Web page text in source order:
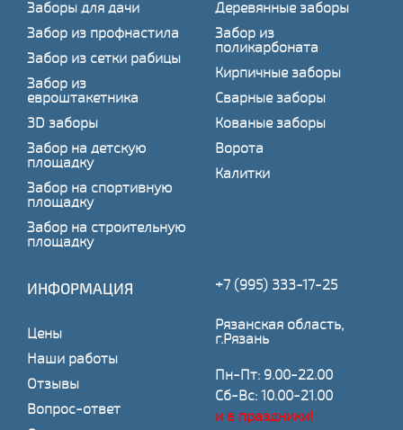
Заборы для дачи
Забор из профнастила
Забор из сетки рабицы
Забор из
евроштакетника
3D заборы
Забор на детскую
площадку
Забор на спортивную
площадку
Забор на строительную
площадку
Деревянные заборы
Забор из
поликарбоната
Кирпичные заборы
Сварные заборы
Кованые заборы
Ворота
Калитки
ИНФОРМАЦИЯ
Цены
Наши работы
Отзывы
Вопрос-ответ
+7 (995) 333-17-25
Рязанская область,
г.Рязань
Пн-Пт: 9.00-22.00
Сб-Вс: 10.00-21.00
и в праздники!